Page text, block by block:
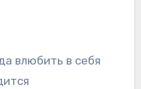
влюбить в себя